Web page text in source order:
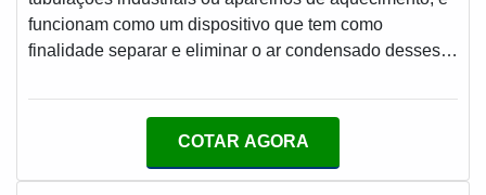
tudo que há de mais atual para garantir a qualidade
final para cada cliente.QUALIDADE COMPROVADA
NO SEGMENTONa MECFLU Selos Mecânicos é
vedações industriais. Líder em qualidade, a empresa
oferece uma variedade de itens como junta rotativa e
união rotativa com ótima qualidade e precisão.Com a
funcionam como um dispositivo que tem como
finalidade separar e eliminar o ar condensado desses
INFORMAÇÕES SOBRE O PRODUTOProjetos ruins e
desperdício caro de energia de calor. Justamente por
COTAR AGORA